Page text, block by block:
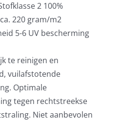
2 100%
220 gram/m2
5-6 UV bescherming
te reinigen en
vuilafstotende
Optimale
tegen rechtstreekse
Niet aanbevolen